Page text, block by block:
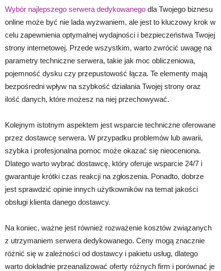
Wybór najlepszego serwera dedykowanego dla Twojego biznesu
online może być nie lada wyzwaniem, ale jest to kluczowy krok w
celu zapewnienia optymalnej wydajności i bezpieczeństwa Twojej
strony internetowej. Przede wszystkim, warto zwrócić uwagę na
parametry techniczne serwera, takie jak moc obliczeniowa,
pojemność dysku czy przepustowość łącza. Te elementy mają
bezpośredni wpływ na szybkość działania Twojej strony oraz
ilość danych, które możesz na niej przechowywać.
Kolejnym istotnym aspektem jest wsparcie techniczne oferowane
przez dostawcę serwera. W przypadku problemów lub awarii,
szybka i profesjonalna pomoc może okazać się nieoceniona.
Dlatego warto wybrać dostawcę, który oferuje wsparcie 24/7 i
gwarantuje krótki czas reakcji na zgłoszenia. Ponadto, dobrze
jest sprawdzić opinie innych użytkowników na temat jakości
obsługi klienta danego dostawcy.
Na koniec, ważne jest również rozważenie kosztów związanych
z utrzymaniem serwera dedykowanego. Ceny mogą znacznie
różnić się w zależności od dostawcy i pakietu usług, dlatego
warto dokładnie przeanalizować oferty różnych firm i porównać je